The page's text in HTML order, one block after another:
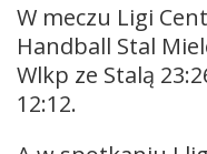
W meczu Ligi
Handball Stal
Wlkp ze Stalą
12:12.